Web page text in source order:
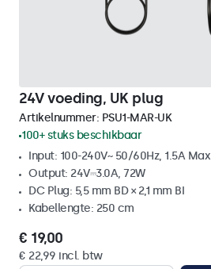
24V voeding, UK plug
Artikelnummer: PSU1-MAR-UK
100+ stuks beschikbaar
Input: 100-240V~ 50/60Hz, 1.5A Max
Output: 24V⎓3.0A, 72W
DC Plug: 5,5 mm BD × 2,1 mm BI
Kabellengte: 250 cm
€ 19,00
€ 22,99 incl. btw